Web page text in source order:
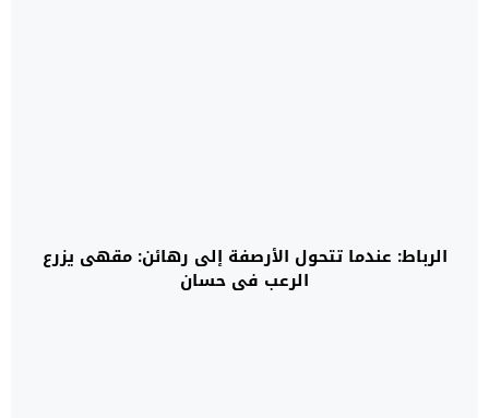
الرباط: عندما تتحول الأرصفة إلى رهائن: مقهى يزرع
الرعب في حسان